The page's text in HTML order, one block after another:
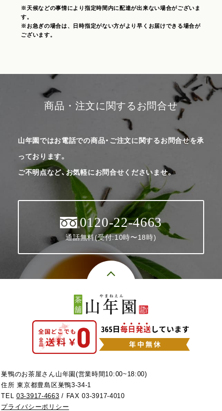
※天候などの事情により指定時間内に配達が出来ない場合がございま
す。
※お急ぎの場合は、日時指定がない方がより早くお届けできる場合が
ございます。
商品・注文に関するお問合せ
山年園ではお電話での商品・ご注文に関するお問合せを承
っております。
ご不明点など、お気軽にお問合せくださいませ。
0120-22-4663
通話無料(受付:10時〜18時)
巣鴨のお茶屋さん山年園(営業時間10:00~18:00)
住所 東京都豊島区巣鴨3-34-1
TEL03-3917-4663 / FAX 03-3917-4010
プライバシーポリシー